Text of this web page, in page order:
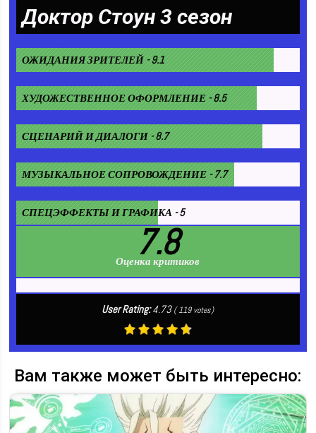
Доктор Стоун 3 сезон
ОЖИДАНИЯ ЗРИТЕЛЕЙ - 9.1
ХУДОЖЕСТВЕННОЕ ОФОРМЛЕНИЕ - 8.5
СЦЕНАРИЙ И ДИАЛОГИ - 8.7
МУЗЫКАЛЬНОЕ СОПРОВОЖДЕНИЕ - 7.7
СПЕЦЭФФЕКТЫ И ГРАФИКА - 5
7.8
Оценка критиков
User Rating:4.73 (119votes)
Вам также может быть интересно: